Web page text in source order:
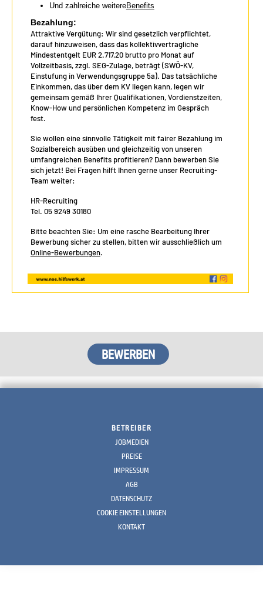
Und zahlreiche weitereBenefits
Bezahlung:
Attraktive Vergütung: Wir sind gesetzlich verpflichtet,
darauf hinzuweisen, dass das kollektivvertragliche
Mindestentgelt EUR 2.717,20 brutto pro Monat auf
Vollzeitbasis, zzgl. SEG-Zulage, beträgt (SWÖ-KV,
Einstufung in Verwendungsgruppe 5a). Das tatsächliche
Einkommen, das über dem KV liegen kann, legen wir
gemeinsam gemäß Ihrer Qualifikationen, Vordienstzeiten,
Know-How und persönlichen Kompetenz im Gespräch
fest.
Sie wollen eine sinnvolle Tätigkeit mit fairer Bezahlung im
Sozialbereich ausüben und gleichzeitig von unseren
umfangreichen Benefits profitieren? Dann bewerben Sie
sich jetzt! Bei Fragen hilft Ihnen gerne unser Recruiting-
Team weiter:
HR-Recruiting
Tel. 05 9249 30180
Bitte beachten Sie: Um eine rasche Bearbeitung Ihrer
Bewerbung sicher zu stellen, bitten wir ausschließlich um
Online-Bewerbungen.
BETREIBER
JOBMEDIEN
PREISE
IMPRESSUM
AGB
DATENSCHUTZ
COOKIE EINSTELLUNGEN
KONTAKT